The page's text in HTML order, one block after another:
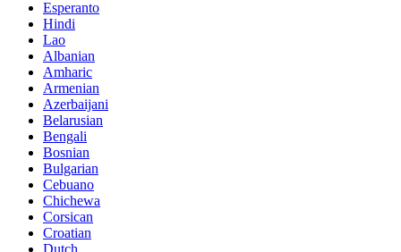
Esperanto
Hindi
Lao
Albanian
Amharic
Armenian
Azerbaijani
Belarusian
Bengali
Bosnian
Bulgarian
Cebuano
Chichewa
Corsican
Croatian
Dutch